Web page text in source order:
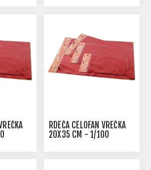
RDEČA CELOFAN VREČKA
20X35 CM - 1/100